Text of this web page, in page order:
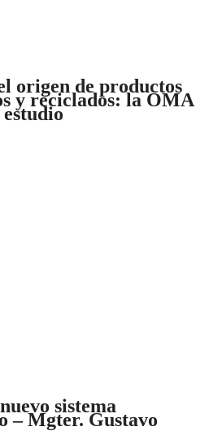
origen de productos
y reciclados: la OMA
sistema
– Mgter. Gustavo